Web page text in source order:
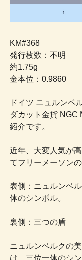
KM#368
発行枚数：不明
約1.75g
金本位：0.9860
ドイツ ニュルンベ
ダカット金貨 NGC
紹介です。
近年、大変人気が
てフリーメーソン
表側：ニュルンベ
体のシンボル。
裏側：三つの盾
ニュルンベルクの
は、三位一体のシ